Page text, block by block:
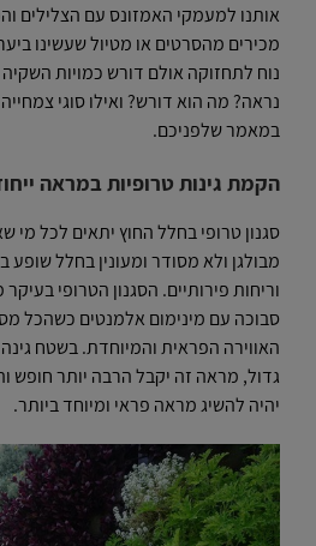
אותנו למעמקי האמזונס עם הצלילים
מכירים מהסרטים או מטיול שעשינו
נוח לתחזוקה אולם דורש כמויות
נראה? מה הוא דורש? ואילו סוגי
במאמר שלפניכם.
הקמת גינות טרופיות במראה
סגנון טרופי בחלל החוץ יתאים לכל מי
מבולגן ולא מסודר ומעונין בחלל
וריחות פירותיים. הסגנון הטרופי
סבוכה עם מינימום אלמנטים כשהכל
האווירה הפראית והמיוחדת. בשטח
גדול, מראה זה יקבל הרבה יותר חופש
יהיה להשיג מראה פראי ומיוחד ביותר.